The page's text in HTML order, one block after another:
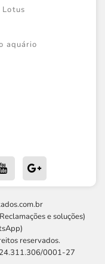
Lotus
aquário
e soluções)
reservados.
24.311.306/0001-27